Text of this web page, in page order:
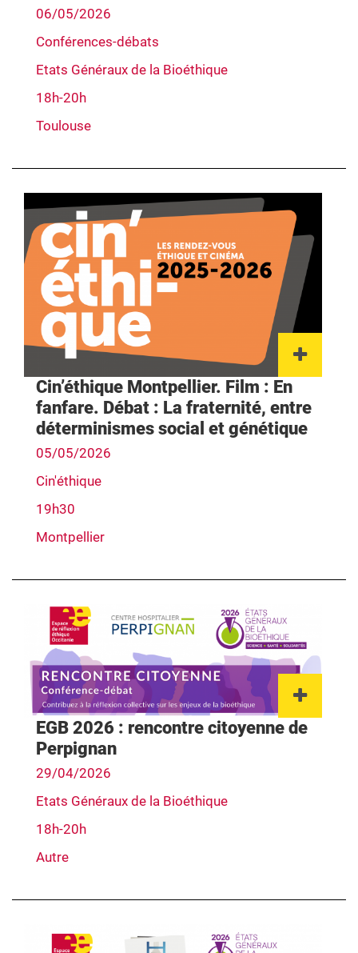
06/05/2026
Conférences-débats
Etats Généraux de la Bioéthique
18h-20h
Toulouse
Cin’éthique Montpellier. Film : En
fanfare. Débat : La fraternité, entre
déterminismes social et génétique
05/05/2026
Cin'éthique
19h30
Montpellier
EGB 2026 : rencontre citoyenne de
Perpignan
29/04/2026
Etats Généraux de la Bioéthique
18h-20h
Autre